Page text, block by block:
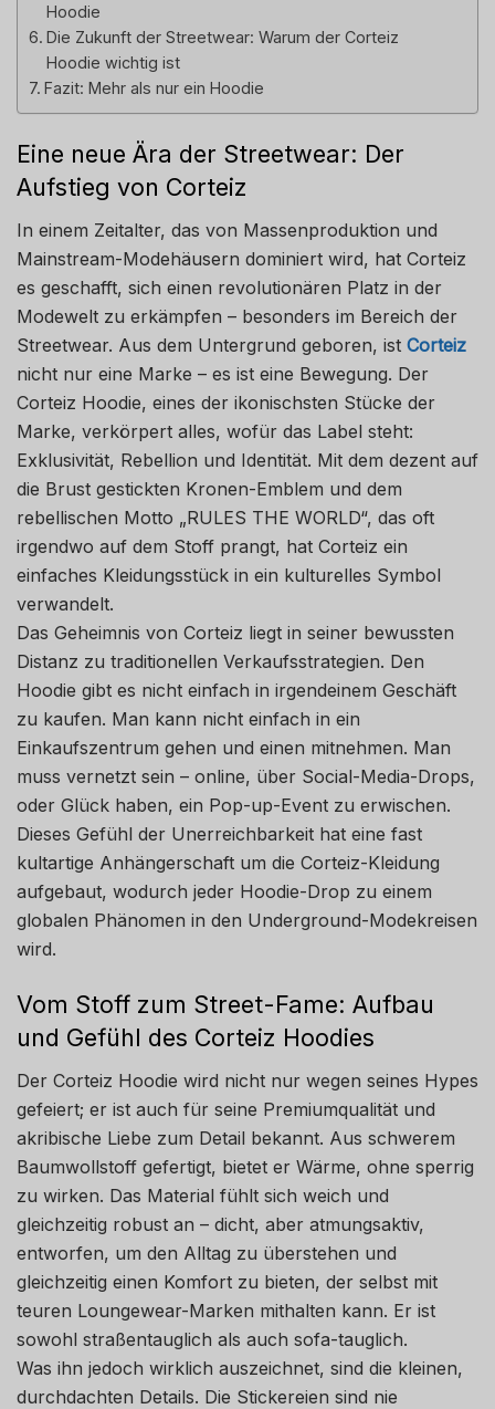
Hoodie
Die Zukunft der Streetwear: Warum der Corteiz
Hoodie wichtig ist
Fazit: Mehr als nur ein Hoodie
Eine neue Ära der Streetwear: Der
Aufstieg von Corteiz
In einem Zeitalter, das von Massenproduktion und
Mainstream-Modehäusern dominiert wird, hat Corteiz
es geschafft, sich einen revolutionären Platz in der
Modewelt zu erkämpfen – besonders im Bereich der
Streetwear. Aus dem Untergrund geboren, ist Corteiz
nicht nur eine Marke – es ist eine Bewegung. Der
Corteiz Hoodie, eines der ikonischsten Stücke der
Marke, verkörpert alles, wofür das Label steht:
Exklusivität, Rebellion und Identität. Mit dem dezent auf
die Brust gestickten Kronen-Emblem und dem
rebellischen Motto „RULES THE WORLD“, das oft
irgendwo auf dem Stoff prangt, hat Corteiz ein
einfaches Kleidungsstück in ein kulturelles Symbol
verwandelt.
Das Geheimnis von Corteiz liegt in seiner bewussten
Distanz zu traditionellen Verkaufsstrategien. Den
Hoodie gibt es nicht einfach in irgendeinem Geschäft
zu kaufen. Man kann nicht einfach in ein
Einkaufszentrum gehen und einen mitnehmen. Man
muss vernetzt sein – online, über Social-Media-Drops,
oder Glück haben, ein Pop-up-Event zu erwischen.
Dieses Gefühl der Unerreichbarkeit hat eine fast
kultartige Anhängerschaft um die Corteiz-Kleidung
aufgebaut, wodurch jeder Hoodie-Drop zu einem
globalen Phänomen in den Underground-Modekreisen
wird.
Vom Stoff zum Street-Fame: Aufbau
und Gefühl des Corteiz Hoodies
Der Corteiz Hoodie wird nicht nur wegen seines Hypes
gefeiert; er ist auch für seine Premiumqualität und
akribische Liebe zum Detail bekannt. Aus schwerem
Baumwollstoff gefertigt, bietet er Wärme, ohne sperrig
zu wirken. Das Material fühlt sich weich und
gleichzeitig robust an – dicht, aber atmungsaktiv,
entworfen, um den Alltag zu überstehen und
gleichzeitig einen Komfort zu bieten, der selbst mit
teuren Loungewear-Marken mithalten kann. Er ist
sowohl straßentauglich als auch sofa-tauglich.
Was ihn jedoch wirklich auszeichnet, sind die kleinen,
durchdachten Details. Die Stickereien sind nie